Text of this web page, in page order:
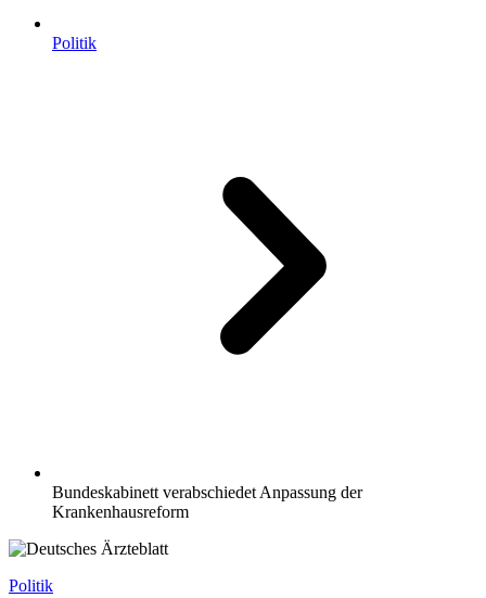
Politik
Bundeskabinett verabschiedet Anpassung der
Krankenhausreform
Politik